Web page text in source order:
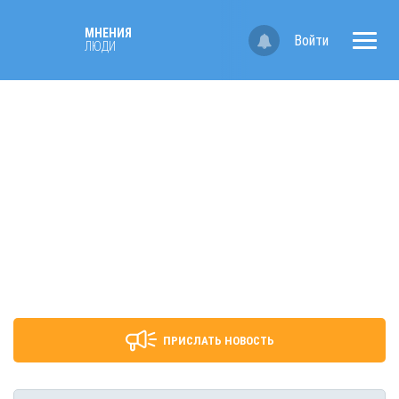
МНЕНИЯ
ЛЮДИ
Войти
ПРИСЛАТЬ НОВОСТЬ